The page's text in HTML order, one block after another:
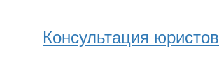
Консультация юристов